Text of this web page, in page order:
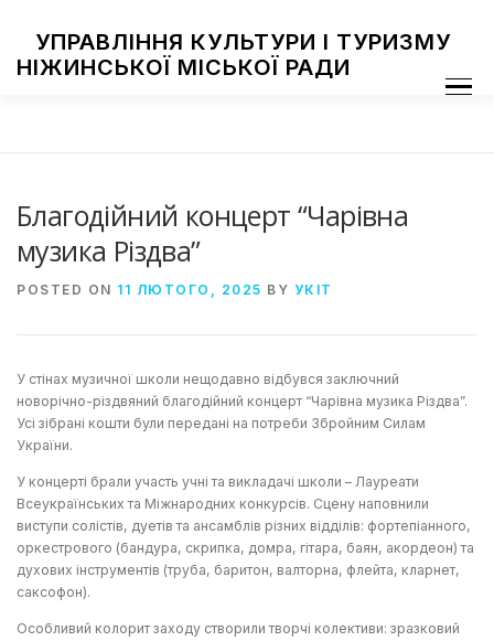
contentУПРАВЛІННЯ КУЛЬТУРИ І ТУРИЗМУ
НІЖИНСЬКОЇ МІСЬКОЇ РАДИ
Menu
Благодійний концерт “Чарівна
музика Різдва”
POSTED ON 11 ЛЮТОГО, 2025 BY УКІТ
У стінах музичної школи нещодавно відбувся заключний
новорічно-різдвяний благодійний концерт “Чарівна музика Різдва”.
Усі зібрані кошти були передані на потреби Збройним Силам
України.
У концерті брали участь учні та викладачі школи – Лауреати
Всеукраїнських та Міжнародних конкурсів. Сцену наповнили
виступи солістів, дуетів та ансамблів різних відділів: фортепіанного,
оркестрового (бандура, скрипка, домра, гітара, баян, акордеон) та
духових інструментів (труба, баритон, валторна, флейта, кларнет,
саксофон).
Особливий колорит заходу створили творчі колективи: зразковий